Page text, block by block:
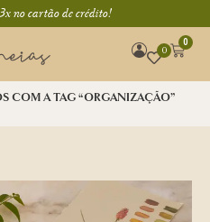
no cartão de crédito!
0
0
COM A TAG “ORGANIZAÇÃO”